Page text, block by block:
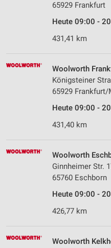
65929 Frankfurt
Heute 09:00 -
431,41 km
Woolworth
Königsteiner
65929
Heute 09:00 -
431,40 km
Woolworth
Ginnheimer Str.
65760 Eschborn
Heute 09:00 -
426,77 km
Woolworth